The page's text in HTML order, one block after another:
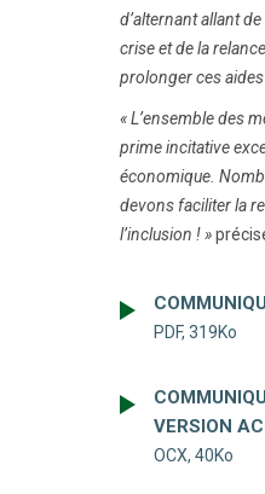
d’alternant allant
crise et de la
prolonger ces aides
« L’ensemble des
prime incitative
économique.
devons faciliter la
l’inclusion ! »
PDF, 319Ko
VERSION
OCX, 40Ko